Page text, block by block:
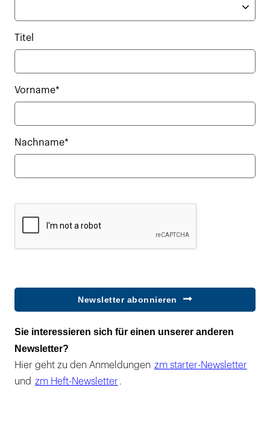
Titel
Vorname*
Nachname*
Newsletter abonnieren
Sie interessieren sich für einen unserer anderen
Newsletter?
Hier geht zu den Anmeldungen zm starter-Newsletter
und zm Heft-Newsletter .